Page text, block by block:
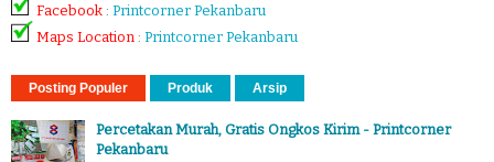
Facebook : Printcorner Pekanbaru
Maps Location : Printcorner Pekanbaru
Posting Populer Produk Arsip
Percetakan Murah, Gratis Ongkos Kirim - Printcorner
Pekanbaru